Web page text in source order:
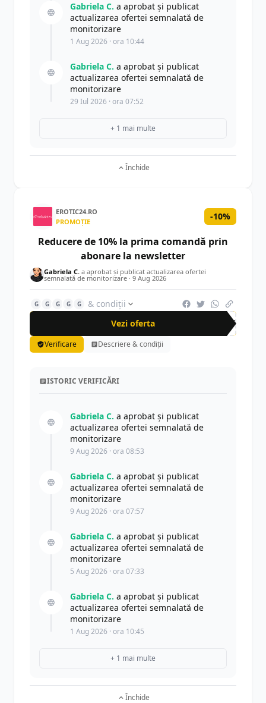
Gabriela C. a aprobat și publicat
actualizarea ofertei semnalată de
monitorizare
1 Aug 2026 · ora 10:44
Gabriela C. a aprobat și publicat
actualizarea ofertei semnalată de
monitorizare
29 Iul 2026 · ora 07:52
+ 1 mai multe
Închide
EROTIC24.RO
PROMOȚIE
-10%
Reducere de 10% la prima comandă prin
abonare la newsletter
Gabriela C. a aprobat și publicat actualizarea ofertei
semnalată de monitorizare · 9 Aug 2026
G G G G G
& condiții
Vezi oferta
-10%
Verificare Descriere & condiții
ISTORIC VERIFICĂRI
Gabriela C. a aprobat și publicat
actualizarea ofertei semnalată de
monitorizare
9 Aug 2026 · ora 08:53
Gabriela C. a aprobat și publicat
actualizarea ofertei semnalată de
monitorizare
9 Aug 2026 · ora 07:57
Gabriela C. a aprobat și publicat
actualizarea ofertei semnalată de
monitorizare
5 Aug 2026 · ora 07:33
Gabriela C. a aprobat și publicat
actualizarea ofertei semnalată de
monitorizare
1 Aug 2026 · ora 10:45
+ 1 mai multe
Închide